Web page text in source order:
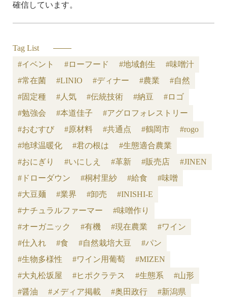
確信しています。
Tag List
#イベント
#ローフード #地域創生
#味噌汁
#常在菌
#LINIO #ディナー #農業
#自然
#固定種
#人気 #伝統技術 #納豆
#ロゴ
#勉強会
#本道佳子
#アグロフォレストリー
#おむすび
#原材料 #共通点 #鶴岡市
#rogo
#地球温暖化
#君の根は
#生態適合農業
#おにぎり
#いにしえ #革新 #販売店
#JINEN
#ドローダウン
#桐村里紗 #給食
#味噌
#大豆麺
#業界 #卸売
#INISHI-E
#ナチュラルファーマー
#味噌作り
#オーガニック
#有機 #現在農業
#ワイン
#仕入れ
#食 #自然栽培大豆
#パン
#生物多様性
#ワイン用葡萄
#MIZEN
#大丸松坂屋
#ヒポクラテス #生態系
#山形
#醤油
#メディア掲載 #奥田政行
#新潟県